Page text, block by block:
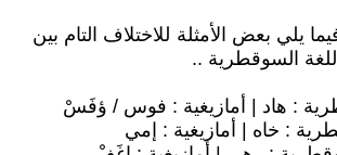
يلي بعض الأمثلة للاختلاف التام بين
السوقطرية ..
: هاد | أمازيغية : فوس / ؤفَسْ
: خاه | أمازيغية : إمي